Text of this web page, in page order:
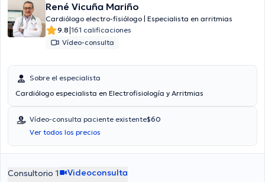
René Vicuña Mariño
Cardiólogo electro-fisiólogo | Especialista en arritmias
9.8|161 calificaciones
Vídeo-consulta
Sobre el especialista
Cardiólogo especialista en Electrofisiología y Arritmias
Vídeo-consulta paciente existente$60
Ver todos los precios
Consultorio 1 Videoconsulta